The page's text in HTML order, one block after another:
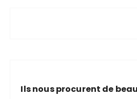
Ils nous procurent de